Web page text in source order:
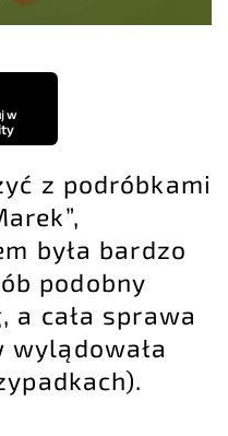
w
z podróbkami
była bardzo
podobny
a cała sprawa
wylądowała